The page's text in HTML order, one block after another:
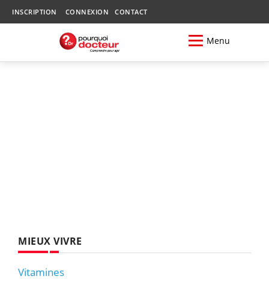
INSCRIPTION CONNEXION CONTACT
Menu
MIEUX VIVRE
Vitamines